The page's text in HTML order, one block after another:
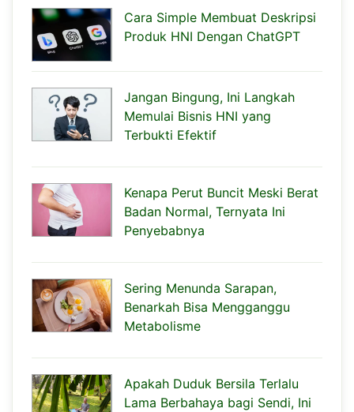
Cara Simple Membuat Deskripsi
Produk HNI Dengan ChatGPT
Jangan Bingung, Ini Langkah
Memulai Bisnis HNI yang
Terbukti Efektif
Kenapa Perut Buncit Meski Berat
Badan Normal, Ternyata Ini
Penyebabnya
Sering Menunda Sarapan,
Benarkah Bisa Mengganggu
Metabolisme
Apakah Duduk Bersila Terlalu
Lama Berbahaya bagi Sendi, Ini